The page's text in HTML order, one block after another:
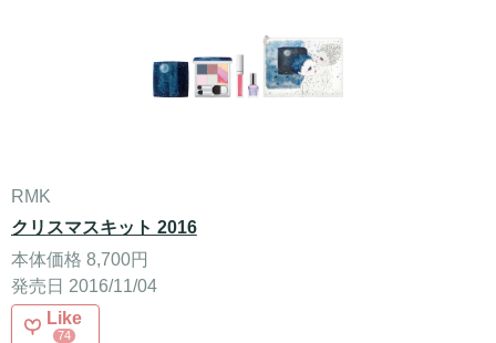
RMK
クリスマスキット 2016
本体価格 8,700円
発売日 2016/11/04
Like
74